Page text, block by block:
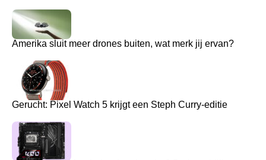
Amerika sluit meer drones buiten, wat merk jij ervan?
Gerucht: Pixel Watch 5 krijgt een Steph Curry-editie